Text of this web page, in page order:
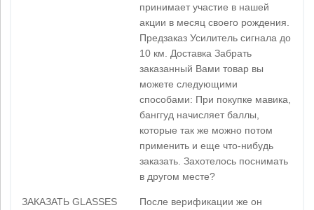
принимает участие в нашей
акции в месяц своего рождения.
Предзаказ Усилитель сигнала до
10 км. Доставка Забрать
заказанный Вами товар вы
можете следующими
способами: При покупке мавика,
банггуд начисляет баллы,
которые так же можно потом
применить и еще что-нибудь
заказать. Захотелось поснимать
в другом месте?
ЗАКАЗАТЬ GLASSES
После верификации же он